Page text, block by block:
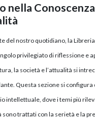
nella
del nostro quotidiano, la
privilegiato di riflessione e
la società e l’attualità si
Questa sezione si configura
intellettuale, dove i temi più
trattati con la serietà e la